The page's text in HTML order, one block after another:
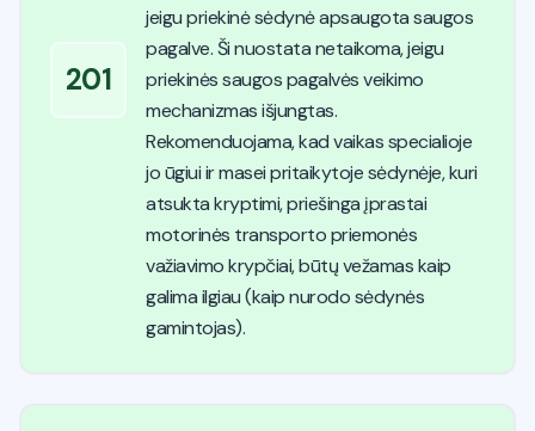
201
jeigu priekinė sėdynė apsaugota saugos
pagalve. Ši nuostata netaikoma, jeigu
priekinės saugos pagalvės veikimo
mechanizmas išjungtas.
Rekomenduojama, kad vaikas specialioje
jo ūgiui ir masei pritaikytoje sėdynėje, kuri
atsukta kryptimi, priešinga įprastai
motorinės transporto priemonės
važiavimo krypčiai, būtų vežamas kaip
galima ilgiau (kaip nurodo sėdynės
gamintojas).